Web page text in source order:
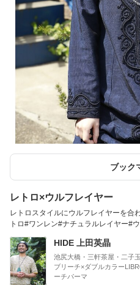
ブック
レトロ×ウルフレイヤー
レトロスタイルにウルフレイヤーを合
トロ#ワンレン#ナチュラルレイヤー#
HIDE 上田英晶
池尻大橋・三軒茶屋・二子玉
ブリーチ×ダブルカラー
ーチパーマ